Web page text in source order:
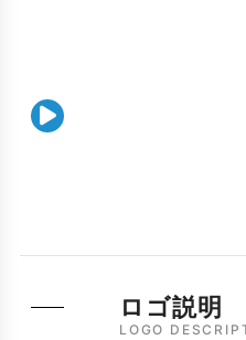

LOGO
ロゴ説明